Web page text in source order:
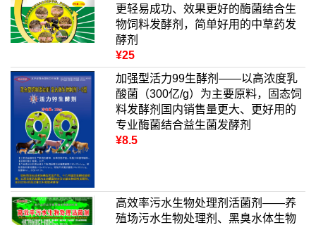
更轻易成功、效果更好的酶菌结合生
物饲料发酵剂，简单好用的中草药发
酵剂
¥25
加强型活力99生酵剂——以高浓度乳
酸菌（300亿/g）为主要原料，固态饲
料发酵剂国内销售量更大、更好用的
专业酶菌结合益生菌发酵剂
¥8.5
高效率污水生物处理剂活菌剂——养
殖场污水生物处理剂、黑臭水体生物